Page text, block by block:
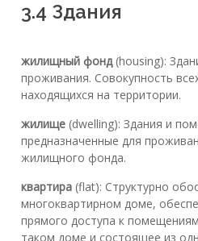
3.4 Здания
жилищный фонд(housing):
проживания. Совокупность
находящихся на территории.
жилище (dwelling): Здания и
предназначенные для
жилищного фонда.
квартира (flat): Структурно
многоквартирном доме,
прямого доступа к
таком доме и состоящее из